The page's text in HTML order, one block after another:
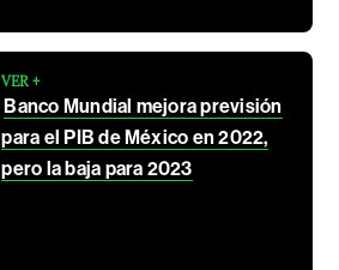
VER +
Banco Mundial mejora previsión
para el PIB de México en 2022,
pero la baja para 2023